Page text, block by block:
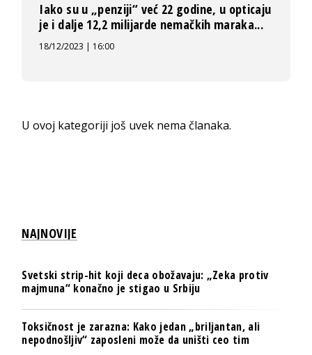
Iako su u „penziji“ već 22 godine, u opticaju
je i dalje 12,2 milijarde nemačkih maraka...
18/12/2023 | 16:00
U ovoj kategoriji još uvek nema članaka.
NAJNOVIJE
Svetski strip-hit koji deca obožavaju: „Zeka protiv
majmuna“ konačno je stigao u Srbiju
Toksičnost je zarazna: Kako jedan „briljantan, ali
nepodnošljiv“ zaposleni može da uništi ceo tim